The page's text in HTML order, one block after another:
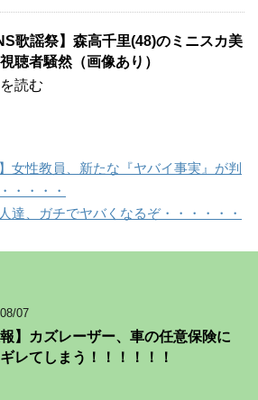
歌謡祭】森高千里(48)のミニスカ美
聴者騒然（画像あり）
読む
女性教員、新たな『ヤバイ事実』が判
・・・・
達、ガチでヤバくなるぞ・・・・・・
07
報】カズレーザー、車の任意保険に
レてしまう！！！！！！